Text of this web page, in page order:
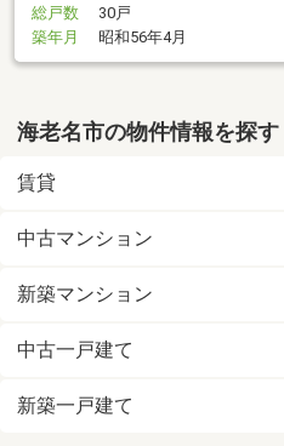
総戸数
30戸
築年月
昭和56年4月
海老名市の物件情報を探す
賃貸
中古マンション
新築マンション
中古一戸建て
新築一戸建て